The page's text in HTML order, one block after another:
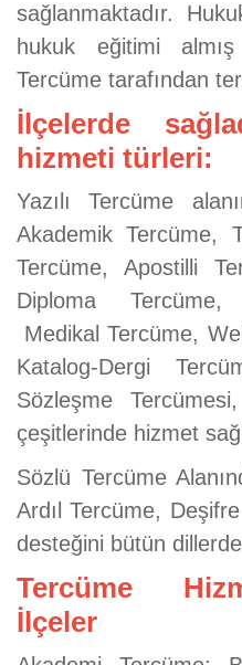
sağlanmaktadır.
hukuk eğitimi
Tercüme tarafından
İlçelerde
hizmeti türleri:
Yazılı Tercüme
Akademik Tercüme,
Tercüme, Apostilli
Diploma
Medikal Tercüme,
Katalog-Dergi
Sözleşme
çeşitlerinde hizmet
Sözlü Tercüme
Ardıl Tercüme,
desteğini bütün
Tercüme
İlçeler